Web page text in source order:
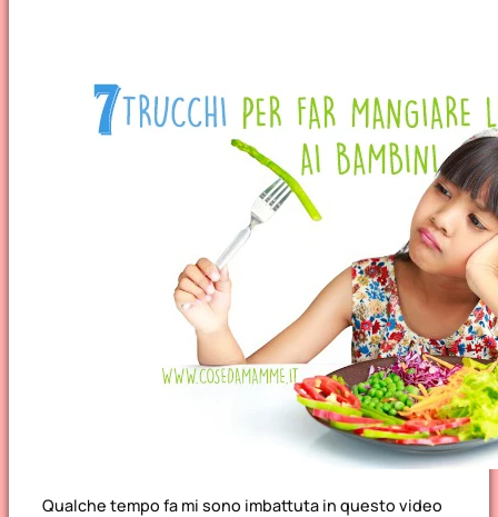
Qualche tempo fa mi sono imbattuta in questo video